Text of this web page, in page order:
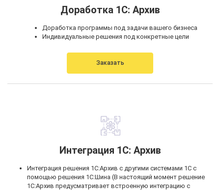
Доработка 1С: Архив
Доработка программы под задачи вашего бизнеса
Индивидуальные решения под конкретные цели
Заказать
Интеграция 1С: Архив
Интеграция решения 1С:Архив с другими системами 1С с
помощью решения 1С:Шина (В настоящий момент решение
1С:Архив предусматривает встроенную интеграцию с